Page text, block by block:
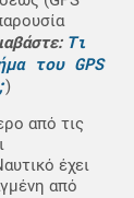
Τι
του GPS
)
από τις
έχει
από